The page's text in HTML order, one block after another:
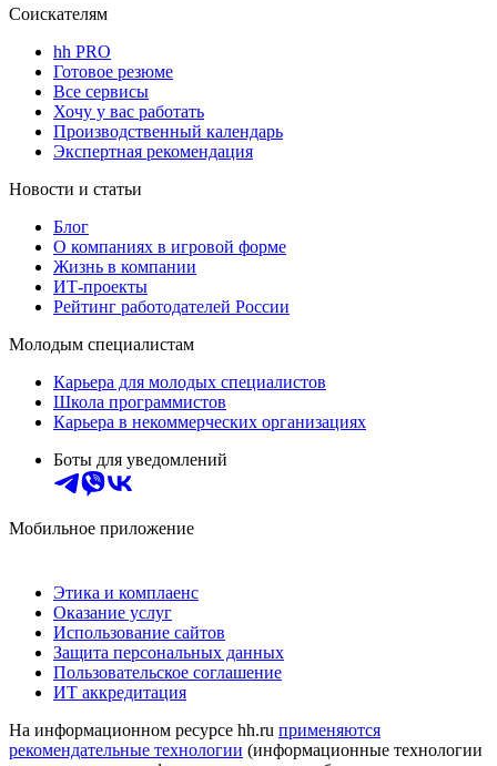
Соискателям
hh PRO
Готовое резюме
Все сервисы
Хочу у вас работать
Производственный календарь
Экспертная рекомендация
Новости и статьи
Блог
О компаниях в игровой форме
Жизнь в компании
ИТ-проекты
Рейтинг работодателей России
Молодым специалистам
Карьера для молодых специалистов
Школа программистов
Карьера в некоммерческих организациях
Боты для уведомлений
Мобильное приложение
Этика и комплаенс
Оказание услуг
Использование сайтов
Защита персональных данных
Пользовательское соглашение
ИТ аккредитация
На информационном ресурсе hh.ru применяются
рекомендательные технологии (информационные технологии